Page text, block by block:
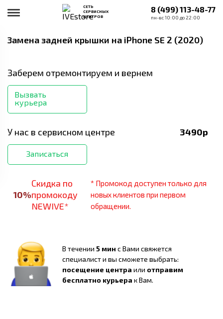
СЕТЬ
СЕРВИСНЫХ
ЦЕНТРОВ
8 (499) 113-48-77
пн-вс 10:00 до 22:00
Замена задней крышки на iPhone SE 2 (2020)
Заберем отремонтируем и вернем
Вызвать
курьера
У нас в сервисном центре 3490р
Записаться
10%
Скидка по
промокоду
NEWIVE*
* Промокод доступен только для
новых клиентов при первом
обращении.
В течении 5 мин с Вами свяжется
специалист и вы сможете выбрать:
посещение центра или отправим
бесплатно курьера к Вам.